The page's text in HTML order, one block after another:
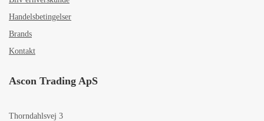
Handelsbetingelser
Brands
Kontakt
Ascon Trading ApS
Thorndahlsvej 3